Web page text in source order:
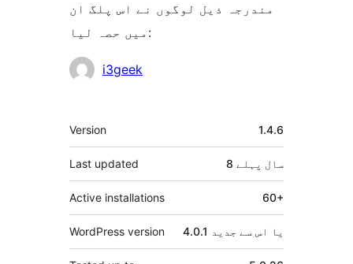
مندرجہ ذیل لوگوں نے اس پلگ ان
میں حصہ لیا:
شراکتi3geek
میٹا
Version 1.4.6
Last updated 8 سال پہلے
Active installations 60+
WordPress version 4.0.1 یا اس سے جدید